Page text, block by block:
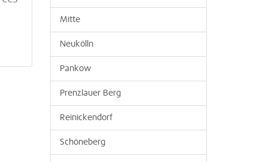
Mitte
Neukölln
Pankow
Prenzlauer Berg
Reinickendorf
Schöneberg